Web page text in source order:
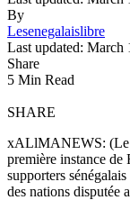
By
Lesenegalaislibre
Last updated: March
Share
5 Min Read
SHARE
xALlMANEWS: (Le
première instance de
supporters
des nations disputée